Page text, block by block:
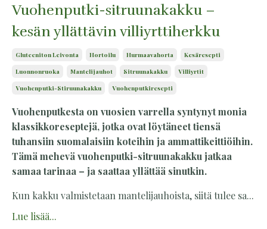
Vuohenputki-sitruunakakku –
kesän yllättävin villiyrttiherkku
Gluteeniton Leivonta Hortoilu Hurmaavahorta
Kesäresepti
Luonnonruoka
Mantelijauhot Sitruunakakku
Villiyrtit
Vuohenputki-Stiruunakakku
Vuohenputkiresepti
Vuohenputkesta on vuosien varrella syntynyt monia
klassikkoreseptejä, jotka ovat löytäneet tiensä
tuhansiin suomalaisiin koteihin ja ammattikeittiöihin.
Tämä mehevä vuohenputki-sitruunakakku jatkaa
samaa tarinaa – ja saattaa yllättää sinutkin.
Kun kakku valmistetaan mantelijauhoista, siitä tulee sa...
Lue lisää...